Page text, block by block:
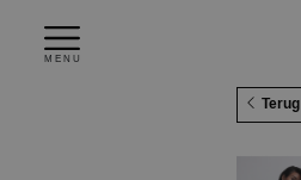
MENU
Terug